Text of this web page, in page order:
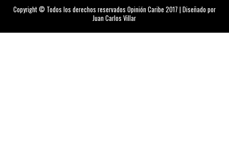
Copyright © Todos los derechos reservados Opinión Caribe 2017 | Diseñado por
Juan Carlos Villar